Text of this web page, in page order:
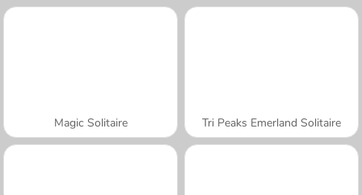
Magic Solitaire Tri Peaks Emerland Solitaire